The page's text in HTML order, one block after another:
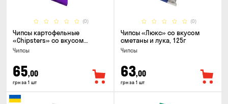
(0)
Чипсы картофельные
«Chipsters» со вкусом
острый удон, 100г
Чипсы
65,00
грн за 1 шт
(0)
Чипсы «Люкс» со вкусом
сметаны и лука, 125г
Чипсы
63,00
грн за 1 шт